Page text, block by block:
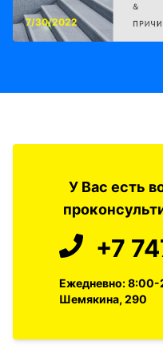
7/30/2022
У Вас есть
+7
Ежедневно:
Шемякина, 290